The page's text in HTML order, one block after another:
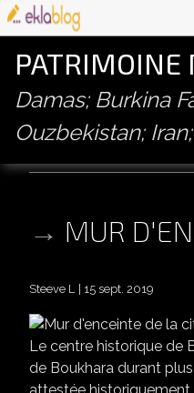
PATRIMOINE
Damas; Burkina
Ouzbekistan;
MUR
Steeve L 15 sept. 2019
Le centre historique de
de Boukhara durant